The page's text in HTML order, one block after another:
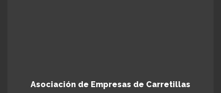
Asociación de Empresas de Carretillas